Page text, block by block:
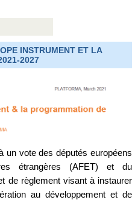
INSTRUMENT ET LA
2027
un vote des députés européens
étrangères (AFET) et du
de règlement visant à instaurer
au développement et de